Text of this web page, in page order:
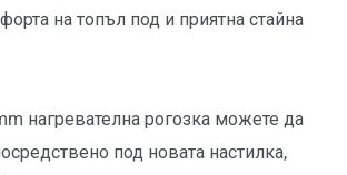
на топъл под и приятна стайна
нагревателна рогозка можете да
под новата настилка,